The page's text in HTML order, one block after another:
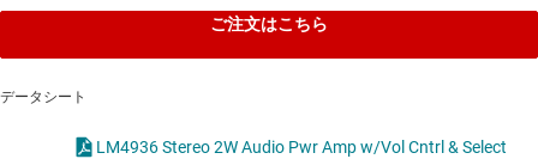
ご注文はこちら
データシート
LM4936 Stereo 2W Audio Pwr Amp w/Vol Cntrl & Select